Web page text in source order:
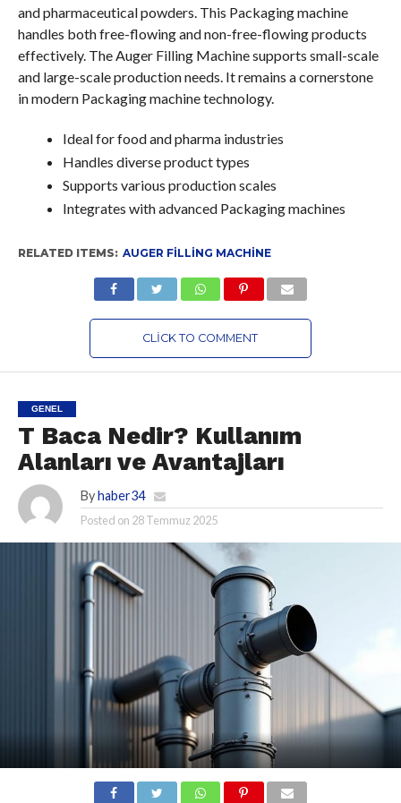
and pharmaceutical powders. This Packaging machine
handles both free-flowing and non-free-flowing products
effectively. The Auger Filling Machine supports small-scale
and large-scale production needs. It remains a cornerstone
in modern Packaging machine technology.
Ideal for food and pharma industries
Handles diverse product types
Supports various production scales
Integrates with advanced Packaging machines
RELATED ITEMS: AUGER FILLING MACHINE
CLICK TO COMMENT
GENEL
T Baca Nedir? Kullanım
Alanları ve Avantajları
By haber34
Posted on 28 Temmuz 2025